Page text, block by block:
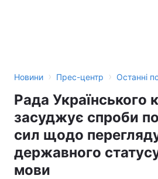
Новини › Прес-центр › Останні
Рада Українського
засуджує спроби
сил щодо
державного
мови